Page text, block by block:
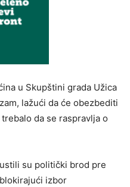
u Skupštini grada Užica
lažući da će obezbediti
da se raspravlja o
su politički brod pre
izbor